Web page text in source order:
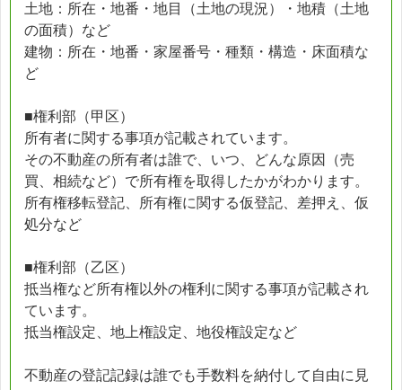
土地：所在・地番・地目（土地の現況）・地積（土地
の面積）など
建物：所在・地番・家屋番号・種類・構造・床面積な
ど
■権利部（甲区）
所有者に関する事項が記載されています。
その不動産の所有者は誰で、いつ、どんな原因（売
買、相続など）で所有権を取得したかがわかります。
所有権移転登記、所有権に関する仮登記、差押え、仮
処分など
■権利部（乙区）
抵当権など所有権以外の権利に関する事項が記載され
ています。
抵当権設定、地上権設定、地役権設定など
不動産の登記記録は誰でも手数料を納付して自由に見